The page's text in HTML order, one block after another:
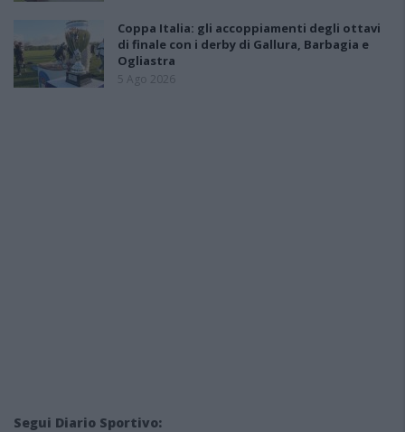
Coppa Italia: gli accoppiamenti degli ottavi
di finale con i derby di Gallura, Barbagia e
Ogliastra
5 Ago 2026
Segui Diario Sportivo: